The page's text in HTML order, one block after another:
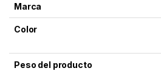
Marca
Color
Peso del producto